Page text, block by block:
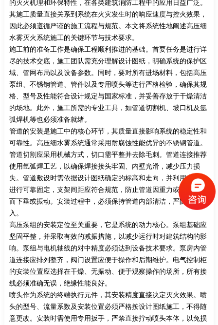
的灭火机理和环保特性，在各类建筑消防工程中的应用日益广泛。
其施工质量直接关系到系统在火灾发生时的响应速度与控火效果，
因此必须遵循严谨的施工流程与规范。本文将系统性地阐述高压细
水雾灭火系统施工的关键环节与技术要求。
施工前的准备工作是确保工程顺利推进的基础。首要任务是进行详
尽的技术交底，施工团队需充分理解设计图纸，明确系统的保护区
域、管网布局以及设备参数。同时，要对所有进场材料，包括高压
泵组、不锈钢管道、管件以及专用喷头等进行严格检验，确保其规
格、型号及性能符合设计规定与国家标准，并妥善存放于干燥清洁
的场地。此外，施工所需的专业工具，如管道切割机、坡口机及氩
弧焊机等也必须准备就绪。
管道的安装是施工中的核心环节，其质量直接影响系统的稳定性和
可靠性。高压细水雾系统通常采用耐腐蚀性能优异的不锈钢管道。
管道切割应采用机械方式，切口需平整并去除毛刺。管道连接推荐
使用氩弧焊工艺，以确保焊接接头牢固、内壁光滑，减少压力损
失。管道敷设时需依据设计图纸确定的标高和走向，并利用支吊架
进行可靠固定，支架间距应符合规范，防止管道因重力或水锤效应
而下垂或振动。安装过程中，必须保持管道内部清洁，严防杂物进
入。
高压泵组的安装定位至关重要，它是系统的动力核心。泵组基础应
坚固平整，并采取有效的减振措施，以减少运行时对建筑结构的影
响。泵组与电机轴线的对中精度必须达到设备技术要求。泵房内管
道连接应排列整齐，阀门设置应便于操作和后期维护。电气控制柜
的安装位置应选择在干燥、无振动、便于观察操作的场所，所有接
线必须准确无误，绝缘性能良好。
喷头作为系统的终端执行元件，其安装精度直接决定灭火效果。喷
头的型号、流量系数及安装位置必须严格按设计图纸施工，不得随
意更改。安装时需使用专用扳手，严禁直接拧动喷头本体，以免损